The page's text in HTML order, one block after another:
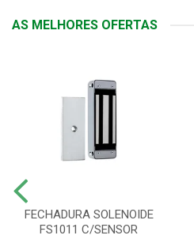
AS MELHORES OFERTAS
FECHADURA SOLENOIDE
FS1011 C/SENSOR